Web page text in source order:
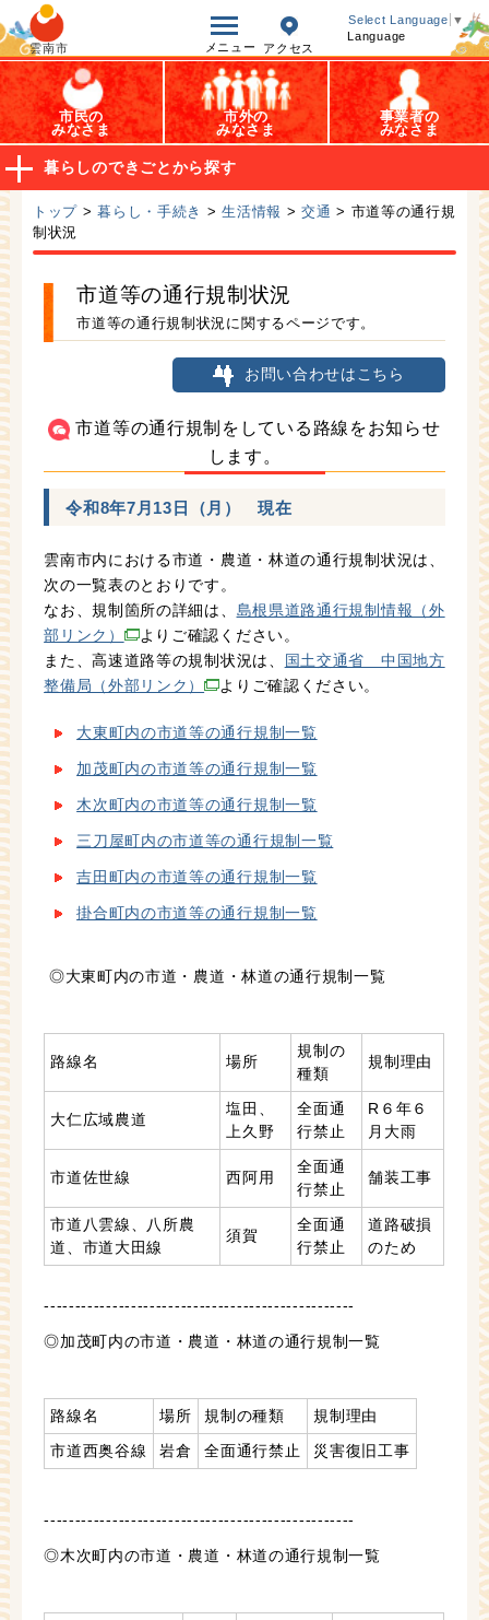
雲南市 メニュー アクセス
Select Language ▼
Language
オープンデータ
市民の
みなさま
市外の
みなさま
事業者の
みなさま
暮らしのできごとから探す
トップ >暮らし・手続き >生活情報 >交通 > 市道等の通行規
制状況
市道等の通行規制状況
市道等の通行規制状況に関するページです。
お問い合わせはこちら
市道等の通行規制をしている路線をお知らせ
します。
令和8年7月13日（月） 現在
雲南市内における市道・農道・林道の通行規制状況は、
次の一覧表のとおりです。
なお、規制箇所の詳細は、 島根県道路通行規制情報（外
部リンク）
よりご確認ください。
また、高速道路等の規制状況は、
国土交通省 中国地方
整備局（外部リンク）
よりご確認ください。
大東町内の市道等の通行規制一覧
加茂町内の市道等の通行規制一覧
木次町内の市道等の通行規制一覧
三刀屋町内の市道等の通行規制一覧
吉田町内の市道等の通行規制一覧
掛合町内の市道等の通行規制一覧
◎大東町内の市道・農道・林道の通行規制一覧
路線名 場所
規制の
種類
規制理由
大仁広域農道
塩田、
上久野
全面通
行禁止
R６年６
月大雨
市道佐世線 西阿用
全面通
行禁止
舗装工事
市道八雲線、八所農
道、市道大田線
須賀
全面通
行禁止
道路破損
のため
--------------------------------------------------
◎加茂町内の市道・農道・林道の通行規制一覧
路線名 場所 規制の種類
規制理由
市道西奥谷線
岩倉 全面通行禁止 災害復旧工事
--------------------------------------------------
◎木次町内の市道・農道・林道の通行規制一覧